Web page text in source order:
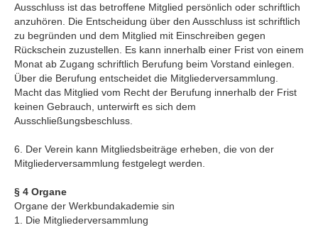
Ausschluss ist das betroffene Mitglied persönlich oder schriftlich
anzuhören. Die Entscheidung über den Ausschluss ist schriftlich
zu begründen und dem Mitglied mit Einschreiben gegen
Rückschein zuzustellen. Es kann innerhalb einer Frist von einem
Monat ab Zugang schriftlich Berufung beim Vorstand einlegen.
Über die Berufung entscheidet die Mitgliederversammlung.
Macht das Mitglied vom Recht der Berufung innerhalb der Frist
keinen Gebrauch, unterwirft es sich dem
Ausschließungsbeschluss.
6. Der Verein kann Mitgliedsbeiträge erheben, die von der
Mitgliederversammlung festgelegt werden.
§ 4 Organe
Organe der Werkbundakademie sin
1. Die Mitgliederversammlung